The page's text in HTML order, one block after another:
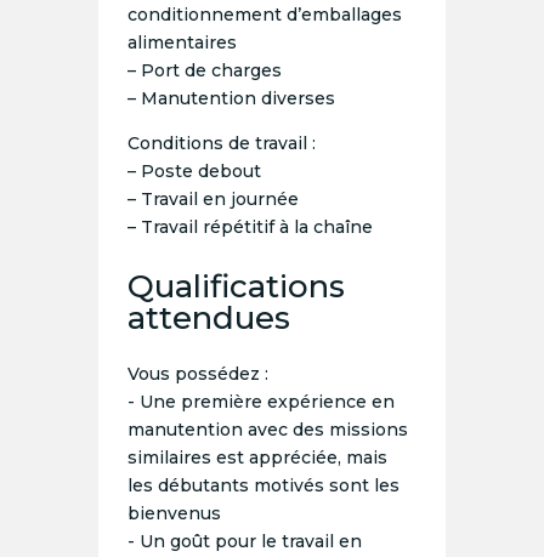
conditionnement d’emballages
alimentaires
– Port de charges
– Manutention diverses
Conditions de travail :
– Poste debout
– Travail en journée
– Travail répétitif à la chaîne
Qualifications
attendues
Vous possédez :
- Une première expérience en
manutention avec des missions
similaires est appréciée, mais
les débutants motivés sont les
bienvenus
- Un goût pour le travail en